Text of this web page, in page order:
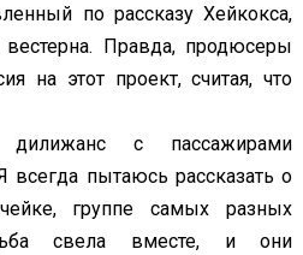
по рассказу Хейкокса,
Правда, продюсеры
на этот проект, считая, что
с пассажирами
всегда пытаюсь рассказать о
группе самых разных
свела вместе, и они